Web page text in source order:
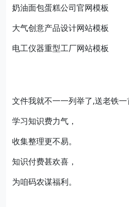
奶油面包蛋糕公司官网模板
大气创意产品设计网站模板
电工仪器重型工厂网站模板
文件我就不一一列举了,送老铁
学习知识费力气，
收集整理更不易。
知识付费甚欢喜，
为咱码农谋福利。